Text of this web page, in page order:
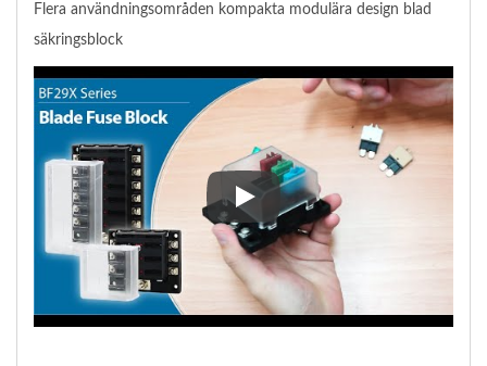
Flera användningsområden kompakta modulära design blad
säkringsblock
Flera användningsområden